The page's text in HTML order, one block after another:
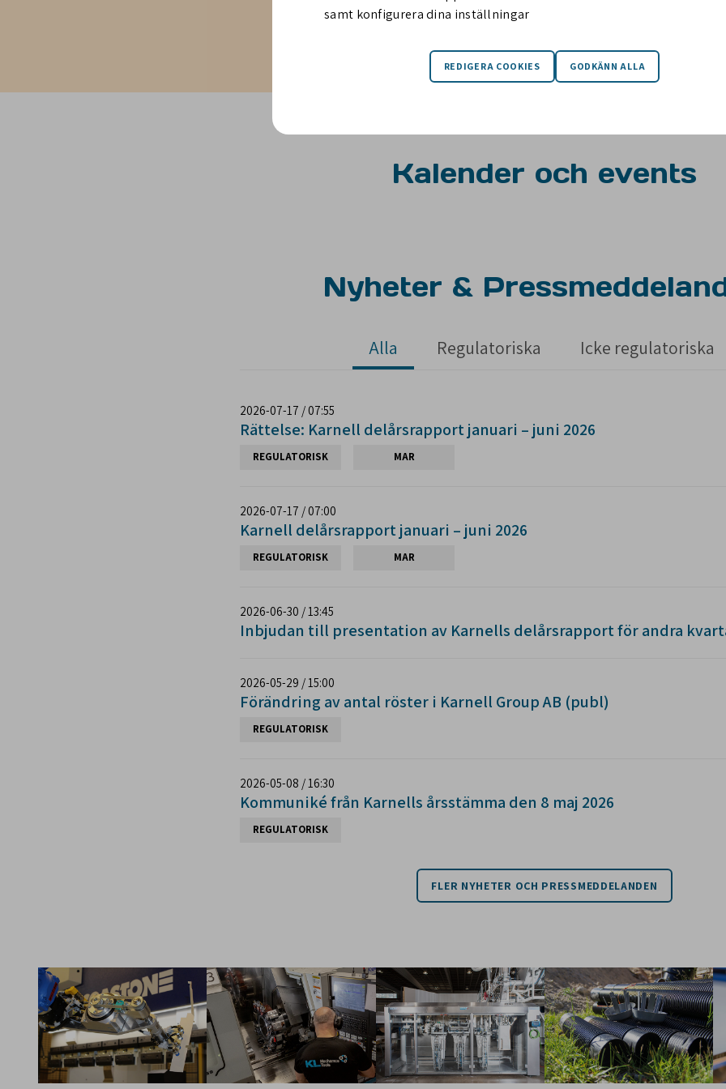
samt konfigurera dina inställningar– MIKKO AUTIO, VD PÅ KL MECHANICS
Kalender och events
Nyheter &
Alla Regulatoriska Icke regulatoriska
2026-07-17 / 07:55
Rättelse: Karnell delårsrapport januari – juni 2026
REGULATORISK MAR
2026-07-17 / 07:00
Karnell delårsrapport januari – juni 2026
REGULATORISK MAR
2026-06-30 / 13:45
Inbjudan till presentation av Karnells delårsrapport för andra
2026-05-29 / 15:00
Förändring av antal röster i Karnell Group AB (publ)
REGULATORISK
2026-05-08 / 16:30
Kommuniké från Karnells årsstämma den 8 maj 2026
REGULATORISK
FLER NYHETER OCH PRESSMEDDELANDEN